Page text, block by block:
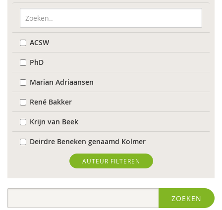
ACSW
PhD
Marian Adriaansen
René Bakker
Krijn van Beek
Deirdre Beneken genaamd Kolmer
Frans Berkers
Rinske Bijl
AUTEUR FILTEREN
ZOEKEN